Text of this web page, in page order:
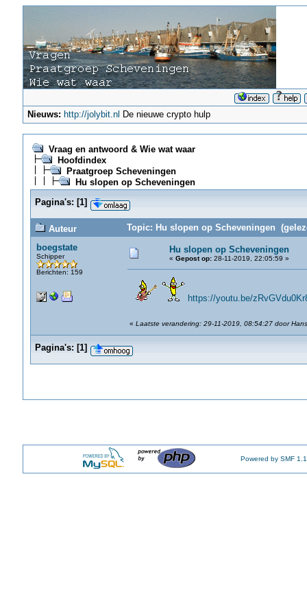
Nieuws: http://jolybit.nl De nieuwe crypto hulp
Vraag en antwoord & Wie wat waar
Hoofdindex
Praatgroep Scheveningen
Hu slopen op Scheveningen
Pagina's: [1]
Auteur
Topic: Hu slopen op Scheveningen
boegstate
Schipper
Berichten: 159
Hu slopen op Scheveningen
« Gepost op:28-11-2019, 22:05:59 »
https://youtu.be/
« Laatste verandering: 29-11-2019, 08:54:27 door Hans
Pagina's: [1]
Powered by SMF